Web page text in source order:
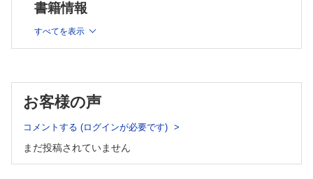
書籍情報
すべてを表示
お客様の声
コメントする (ログインが必要です)
まだ投稿されていません